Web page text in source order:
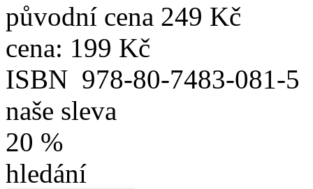
původní cena 249 Kč
cena: 199 Kč
ISBN 978-80-7483-081-5
naše sleva
20 %
hledání